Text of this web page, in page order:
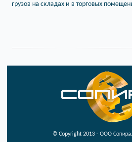
грузов на складах и в торговых
© Copyright 2013 - ООО